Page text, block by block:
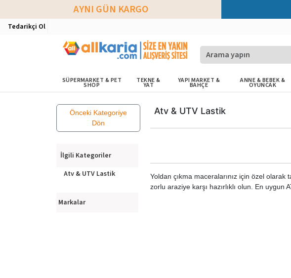
AYNI GÜN KARGO
Tedarikçi Ol
SÜPERMARKET & PET
SHOP
TEKNE &
YAT
YAPI MARKET &
BAHÇE
ANNE & BEBEK &
OYUNCAK
Önceki Kategoriye
Dön
İlgili Kategoriler
Atv & UTV Lastik
Markalar
Atv & UTV Lastik
Yoldan çıkma maceralarınız için özel
zorlu araziye karşı hazırlıklı olun. En uygun